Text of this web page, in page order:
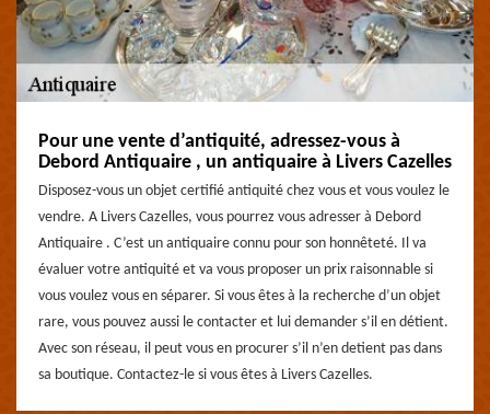
Pour une vente d’antiquité, adressez-vous à
Debord Antiquaire , un antiquaire à Livers Cazelles
Disposez-vous un objet certifié antiquité chez vous et vous voulez le
vendre. A Livers Cazelles, vous pourrez vous adresser à Debord
Antiquaire . C’est un antiquaire connu pour son honnêteté. Il va
évaluer votre antiquité et va vous proposer un prix raisonnable si
vous voulez vous en séparer. Si vous êtes à la recherche d’un objet
rare, vous pouvez aussi le contacter et lui demander s’il en détient.
Avec son réseau, il peut vous en procurer s’il n’en detient pas dans
sa boutique. Contactez-le si vous êtes à Livers Cazelles.